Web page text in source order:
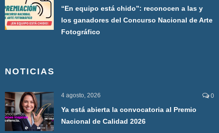
“En equipo está chido”: reconocen a las y
los ganadores del Concurso Nacional de Arte
Fotográfico
NOTICIAS
4 agosto, 2026 0
Ya está abierta la convocatoria al Premio
Nacional de Calidad 2026